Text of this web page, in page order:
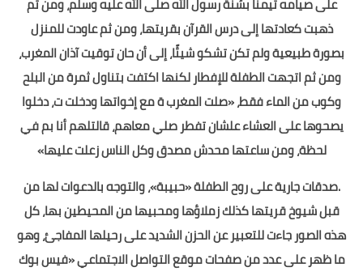
ذهبت كعادتها إلى درس القرآن بقريتها، ومن ثم عاودت للمنزل
بصورة طبيعية ولم تكن تشكو شيئًا، إلى أن حان توقيت آذان المغرب،
ومن ثم اتجهت الطفلة للإفطار لكنها اكتفت بتناول ثمرة من البلح
وكوب من الماء فقط، «صلت المغرب ة مع إخواتها ودخلت ت، دخلوا
يصحوها على العشاء علشان تفطر صلي معاهم، قالتلهم أنا بم في
لحظة، ومن ساعتها محدش مصدق وكل الناس زعلت عليها»
.صدقات جارية على روح الطفلة «حبيبة»، والتوجه بالدعوات لها من
قبل شيوخ قريتها كذلك زملاؤها ومحبيها من المحيطين بها، كل
هذه الصور جاءت للتعبير عن الحزن الشديد على رحيلها المفاجئ، وهو
ما ظهر على عدد من صفحات موقع التواصل الاجتماعي «فيس بوك